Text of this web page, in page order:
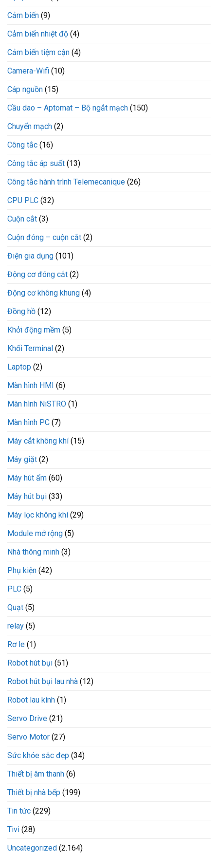
Cảm biến (9)
Cảm biến nhiệt độ (4)
Cảm biến tiệm cận (4)
Camera-Wifi (10)
Cáp nguồn (15)
Cầu dao – Aptomat – Bộ ngắt mạch (150)
Chuyển mạch (2)
Công tắc (16)
Công tắc áp suất (13)
Công tắc hành trình Telemecanique (26)
CPU PLC (32)
Cuộn cắt (3)
Cuộn đóng – cuộn cắt (2)
Điện gia dụng (101)
Động cơ đóng cắt (2)
Động cơ không khung (4)
Đồng hồ (12)
Khởi động mềm (5)
Khối Terminal (2)
Laptop (2)
Màn hình HMI (6)
Màn hình NiSTRO (1)
Màn hình PC (7)
Máy cắt không khí(15)
Máy giặt (2)
Máy hút ẩm (60)
Máy hút bụi (33)
Máy lọc không khí(29)
Module mở rộng (5)
Nhà thông minh (3)
Phụ kiện (42)
PLC (5)
Quạt (5)
relay (5)
Rơ le (1)
Robot hút bụi (51)
Robot hút bụi lau nhà (12)
Robot lau kính (1)
Servo Drive (21)
Servo Motor (27)
Sức khỏe sắc đẹp (34)
Thiết bị âm thanh (6)
Thiết bị nhà bếp (199)
Tin tức (229)
Tivi (28)
Uncategorized (2.164)